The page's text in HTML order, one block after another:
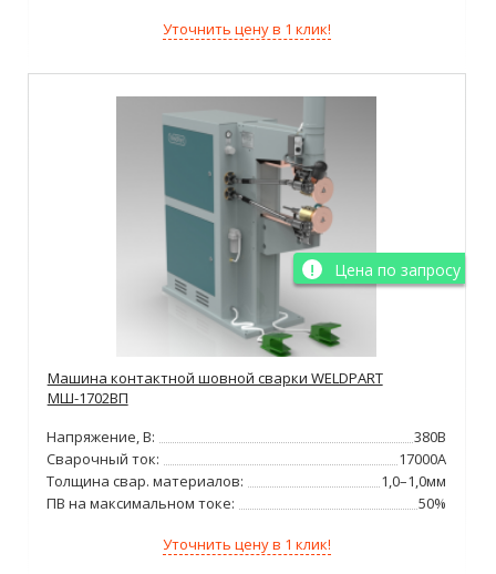
Уточнить цену в 1 клик!
Цена по запросу
Машина контактной шовной сварки WELDPART
МШ-1702ВП
Напряжение, В:
380В
Сварочный ток:
17000А
Толщина свар. материалов:
1,0–1,0мм
ПВ на максимальном токе:
50%
Уточнить цену в 1 клик!